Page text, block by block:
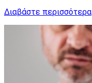
Διαβάστε περισσότερα